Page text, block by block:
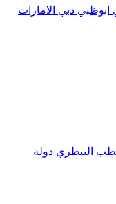
دبي الامارات
البيطري دولة